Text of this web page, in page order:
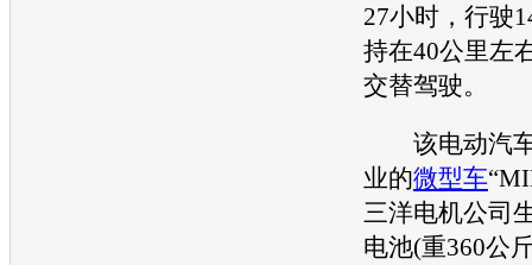
27小时，行驶
持在40公里左
交替驾驶。
该电动汽
业的微型车
三洋电机公司
电池(重360公